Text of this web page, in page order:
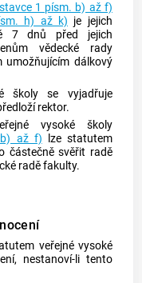
1 písm. b) až f)
h) až k) je jejich
7 dnů před jejich
vědecké rady
umožňujícím dálkový
školy se vyjadřuje
rektor.
vysoké školy
až f) lze statutem
částečně svěřit radě
radě fakulty.
veřejné vysoké
nestanoví-li tento